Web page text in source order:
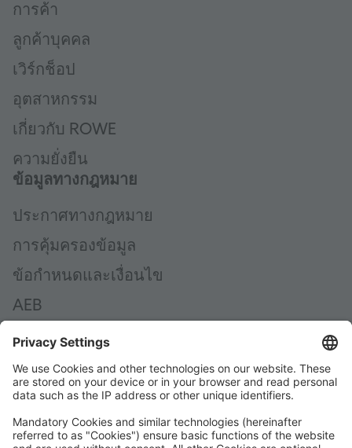
การค้า
ลูกค้าบุคคล
เวิร์กช็อป
อุตสาหกรรม
เกี่ยวกับ ROWE
ความยั่งยืน
ข้อมูลทางกฎหมาย
ประกาศทางกฎหมาย
การคุ้มครองข้อมูล
ข้อกำหนดและเงื่อนไข
AEB
การแจ้งเบาะแส
จรรยาบรรณ
คำชี้แจงการเข้าถึง
โซเชียลมีเดียของ ROWE